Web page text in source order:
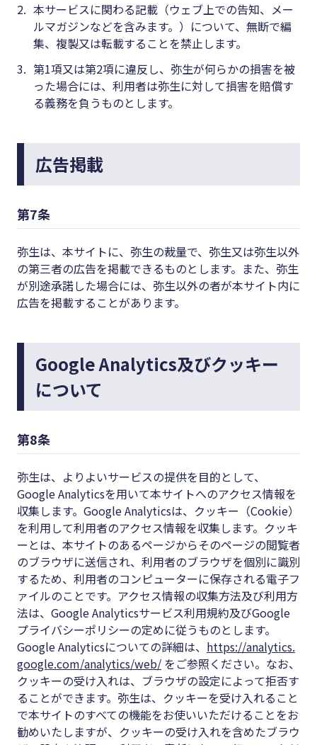
2. 本サービスに関わる記載（ウェブ上での告知、メー
ルマガジンなどを含みます。）について、無断で編
集、複製又は転載することを禁止します。
3. 第1項又は第2項に違反し、弥生が何らかの損害を被
った場合には、利用者は弥生に対して損害を賠償す
る義務を負うものとします。
広告掲載
第7条
弥生は、本サイトに、弥生の裁量で、弥生又は弥生以外
の第三者の広告を掲載できるものとします。また、弥生
が別途承諾した場合には、弥生以外の者が本サイト内に
広告を掲載することがあります。
Google Analytics及びクッキー
について
第8条
弥生は、よりよいサービスの提供を目的として、
Google Analyticsを用いて本サイトへのアクセス情報を
収集します。Google Analyticsは、クッキー（Cookie）
を利用して利用者のアクセス情報を収集します。クッキ
ーとは、本サイトのあるページからそのページの閲覧者
のブラウザに送信され、利用者のブラウザを個別に識別
するため、利用者のコンピューターに保存される電子フ
ァイルのことです。アクセス情報の収集方法及び利用方
法は、Google Analyticsサービス利用規約及びGoogle
プライバシーポリシーの定めに従うものとします。
Google Analyticsについての詳細は、 https://analytics.
google.com/analytics/web/ をご参照ください。なお、
クッキーの受け入れは、ブラウザの設定によって拒否す
ることができます。弥生は、クッキーを受け入れること
で本サイトのすべての機能をお使いいただけることをお
勧めいたしますが、クッキーの受け入れを含めたブラウ